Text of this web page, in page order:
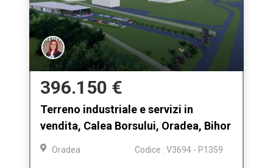
396.150 €
Terreno industriale e servizi in
vendita, Calea Borsului, Oradea, Bihor
Oradea Codice : V3694 - P1359